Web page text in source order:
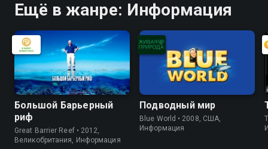
Ещё в жанре: Информация
Большой Барьерный
риф
Great Barrier Reef • 2012,
Великобритания, Информация
Подводный мир
Blue World • 2008, США,
Информация